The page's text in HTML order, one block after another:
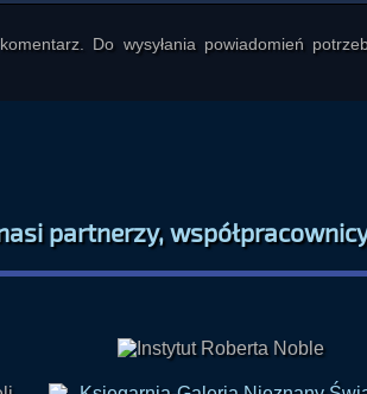
Do wysyłania powiadomień
partnerzy,